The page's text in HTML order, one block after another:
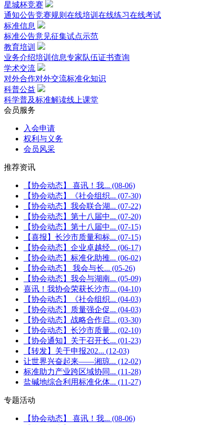
星城杯竞赛
通知公告竞赛规则 在线培训 在线练习在线考试
标准信息
标准公告意见征集试点示范
教育培训
业务介绍培训信息专家队伍证书查询
学术交流
对外合作对外交流标准化知识
科普公益
科学普及标准解读线上课堂
会员服务
入会申请
权利与义务
会员风采
推荐资讯
【协会动态】 喜讯！我... (08-06)
【协会动态】《社会组织... (07-30)
【协会动态】我会联合湖... (07-22)
【协会动态】第十八届中... (07-20)
【协会动态】第十八届中... (07-15)
【喜报】长沙市质量和标... (07-15)
【协会动态】企业卓越经... (06-17)
【协会动态】标准化助推... (06-02)
【协会动态】 我会与长... (05-26)
【协会动态】我会与湖南... (05-09)
喜讯！我协会荣获长沙市... (04-10)
【协会动态】《社会组织... (04-03)
【协会动态】质量强企促... (04-03)
【协会动态】战略合作启... (03-30)
【协会动态】长沙市质量... (02-10)
【协会通知】关于召开长... (01-23)
【转发】关于申报202... (12-03)
让世界兴奋起来——湘琼... (12-02)
标准助力产业跨区域协同... (11-28)
盐碱地综合利用标准化体... (11-27)
专题活动
【协会动态】 喜讯！我... (08-06)